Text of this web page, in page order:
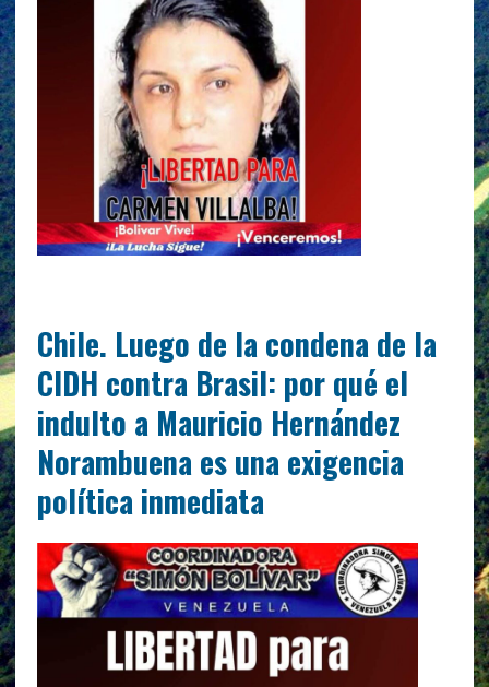
Chile. Luego de la condena de la
CIDH contra Brasil: por qué el
indulto a Mauricio Hernández
Norambuena es una exigencia
política inmediata